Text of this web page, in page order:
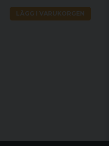
LÄGG I VARUKORGEN